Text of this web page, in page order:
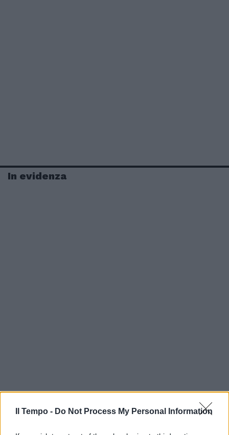
Il Tempo - Do Not Process My Personal Information
In evidenza